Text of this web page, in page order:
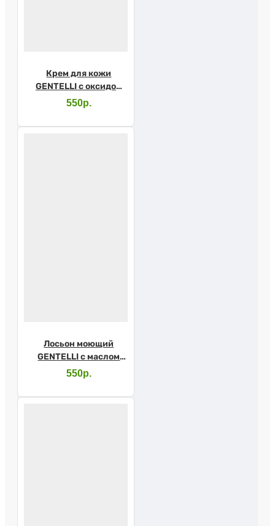
Крем для кожи
GENTELLI с оксидом
цинка 200мл
550р.
Лосьон моющий
GENTELLI с маслом
виноградных
пантенолом 400мл
550р.